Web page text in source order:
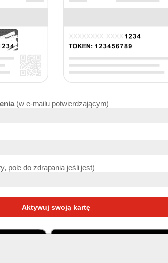
w e-mailu potwierdzającym
pole do zdrapania jeśli jest